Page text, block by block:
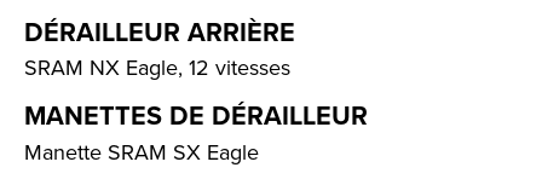
DÉRAILLEUR ARRIÈRE
SRAM NX Eagle, 12 vitesses
MANETTES DE DÉRAILLEUR
Manette SRAM SX Eagle